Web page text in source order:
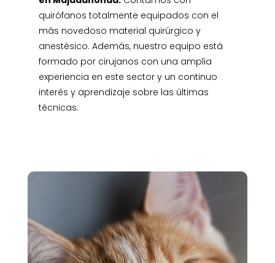
quirófanos totalmente equipados con el
más novedoso material quirúrgico y
anestésico. Además, nuestro equipo está
formado por cirujanos con una amplia
experiencia en este sector y un continuo
interés y aprendizaje sobre las últimas
técnicas.